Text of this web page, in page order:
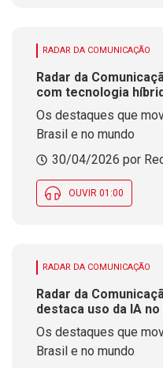
RADAR DA COMUNICAÇÃO
Radar da
com tecnologia
no Brasil
Os destaques que
Brasil e no mundo
30/04/2026 por
OUVIR 01:00
RADAR DA COMUNICAÇÃO
Radar da
destaca uso da IA
futuro do rádio
Os destaques que
Brasil e no mundo